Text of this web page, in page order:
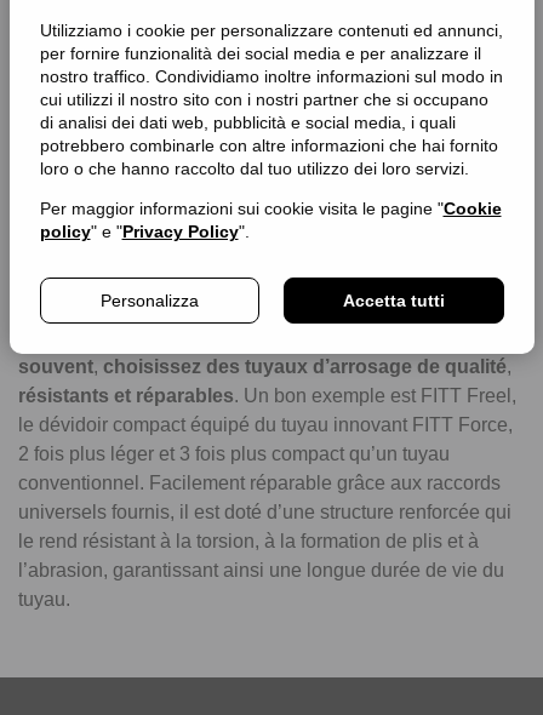
Utilizziamo i cookie per personalizzare contenuti ed annunci,
per fornire funzionalità dei social media e per analizzare il
nostro traffico. Condividiamo inoltre informazioni sul modo in
cui utilizzi il nostro sito con i nostri partner che si occupano
di analisi dei dati web, pubblicità e social media, i quali
potrebbero combinarle con altre informazioni che hai fornito
loro o che hanno raccolto dal tuo utilizzo dei loro servizi.
Per maggior informazioni sui cookie visita le pagine "Cookie
policy" e "Privacy Policy".
Personalizza Accetta tutti
Choisissez des tuyaux
arroser votre espace vert, mais ils peuvent aussi être une
source de déchets et de pollution s’ils se cassent ou
souvent, choisissez des tuyaux d’arrosage de qualité,
résistants et réparables. Un bon exemple est FITT Freel,
le dévidoir compact équipé du tuyau innovant FITT Force,
2 fois plus léger et 3 fois plus compact qu’un tuyau
conventionnel. Facilement réparable grâce aux raccords
universels fournis, il est doté d’une structure renforcée qui
le rend résistant à la torsion, à la formation de plis et à
l’abrasion, garantissant ainsi une longue durée de vie du
tuyau.